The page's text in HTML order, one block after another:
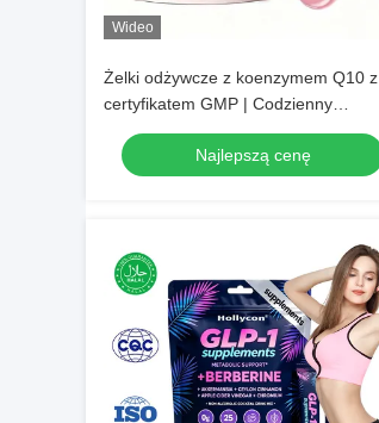
Wideo
Żelki odżywcze z koenzymem Q10 z
certyfikatem GMP | Codzienny
suplement diety, sprzedaż hurtowa i
konfigurowalnaNajlepszą cenę